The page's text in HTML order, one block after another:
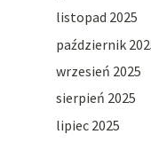
listopad 2025
październik
wrzesień 2025
sierpień 2025
lipiec 2025